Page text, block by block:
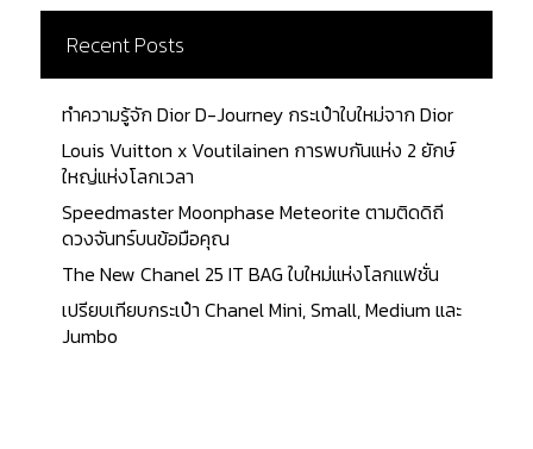
Hermès แบรนด์แฟชั่นชั้นนำ นับตั้งแต่ก่อตั้งในปี 1854
Louis Vuitton ก็ได้ก้าวข้ามขีดจำกัดในการผลิตกระเป๋า
เดินทางคุณภาพสูง ทนทานอย่างเหลือเชื่อ และมีสไตล์
อย่างไรก็ตาม คุณสมบัติเหล่านี้ที่ทำให้ผู้ผลิตกระเป๋า
เดินทางมีชื่อเสียงยังคงฝังรากลึกอยู่ในผลิตภัณฑ์ยอด
นิยมและเป็นที่ต้องการมากที่สุดของ Louis Vuitton ใน
ปัจจุบัน นั่นก็คือ กระเป๋าถือ ตั้งแต่ปี 1854 Louis
Vuitton ได้ออกแบบหีบเดินทางและกระเป๋าถือที่
สวยงามที่สุด ซึ่งถือเป็นสินค้าหลักในโลกของเครื่อง
ประดับสุดหรู แบรนด์แฟชั่นฝรั่งเศสแห่งนี้มี
ประวัติศาสตร์อันยาวนานและงานฝีมืออันเชี่ยวชาญ
ทำให้หลายคนเลือกที่จะซื้อกระเป๋า LV แบบวินเทจแทนที่
Recent Posts
ทำความรู้จัก Dior D-Journey กระเป๋าใบใหม่จาก Dior
Louis Vuitton x Voutilainen การพบกันแห่ง 2 ยักษ์
ใหญ่แห่งโลกเวลา
Speedmaster Moonphase Meteorite ตามติดดิถี
ดวงจันทร์บนข้อมือคุณ
The New Chanel 25 IT BAG ใบใหม่แห่งโลกแฟชั่น
เปรียบเทียบกระเป๋า Chanel Mini, Small, Medium และ
Jumbo